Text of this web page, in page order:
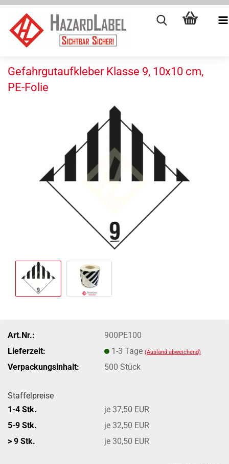
Gefahrgutaufkleber Klasse 9, 10x10 cm,
PE-Folie
Art.Nr.:
900PE100
Lieferzeit:
1-3 Tage(Ausland abweichend)
Verpackungsinhalt: 500 Stück
Staffelpreise
1-4 Stk.
je 37,50 EUR
5-9 Stk.
je 32,50 EUR
> 9 Stk.
je 30,50 EUR